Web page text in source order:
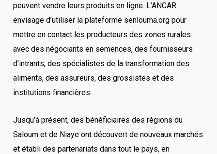
peuvent vendre leurs produits en ligne. L’ANCAR
envisage d’utiliser la plateforme senlouma.org pour
mettre en contact les producteurs des zones rurales
avec des négociants en semences, des fournisseurs
d’intrants, des spécialistes de la transformation des
aliments, des assureurs, des grossistes et des
institutions financières.
Jusqu’à présent, des bénéficiaires des régions du
Saloum et de Niaye ont découvert de nouveaux marchés
et établi des partenariats dans tout le pays, en